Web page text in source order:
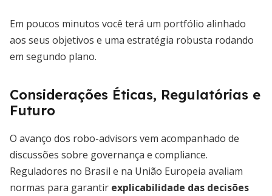
Em poucos minutos você terá um portfólio alinhado
aos seus objetivos e uma estratégia robusta rodando
em segundo plano.
Considerações Éticas, Regulatórias e
Futuro
O avanço dos robo-advisors vem acompanhado de
discussões sobre governança e compliance.
Reguladores no Brasil e na União Europeia avaliam
normas para garantir explicabilidade das decisões